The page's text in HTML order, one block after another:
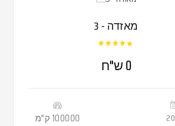
מאזדה - 3
0 ש"ח
100000 ק"מ